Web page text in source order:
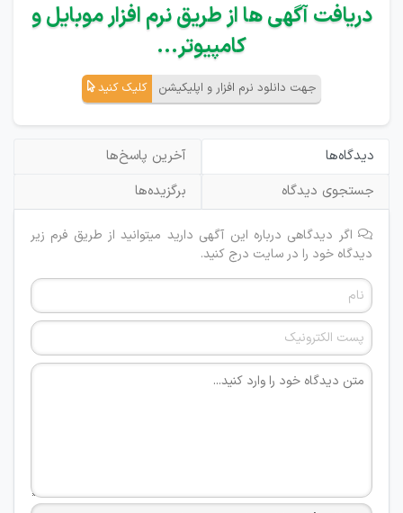
دریافت آگهی ها از طریق نرم افزار موبایل و
کامپیوتر...
جهت دانلود نرم افزار و اپلیکیشن کلیک کنید
دیدگاه‌ها
آخرین پاسخ‌ها
جستجوی دیدگاه
برگزیده‌ها
اگر دیدگاهی درباره این آگهی دارید میتوانید از طریق فرم زیر
دیدگاه خود را در سایت درج کنید.